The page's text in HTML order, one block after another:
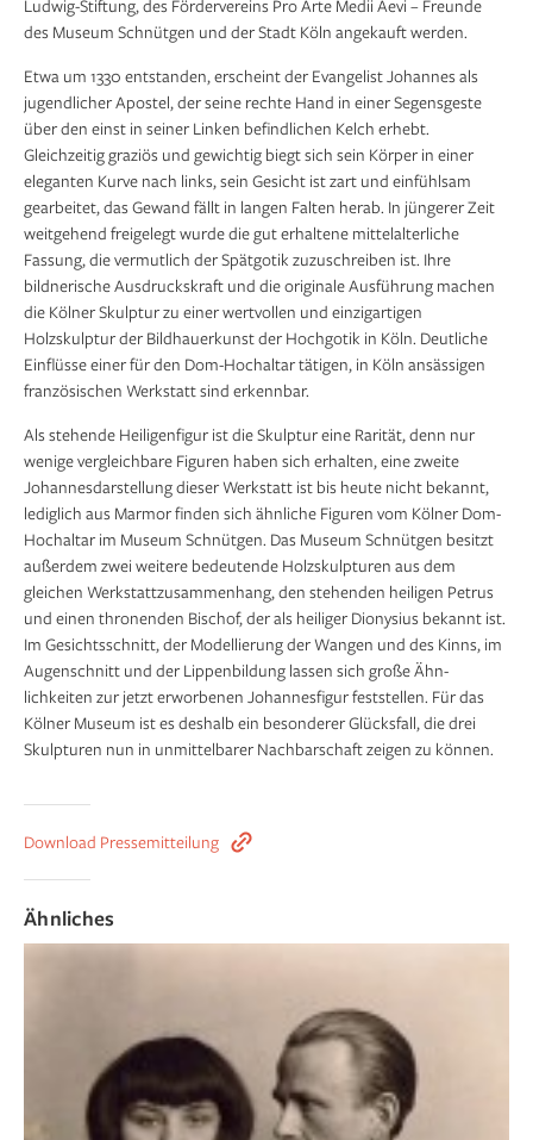
Ludwig-Stiftung, des Fördervereins Pro Arte Medii Aevi – Freunde
des Museum Schnütgen und der Stadt Köln angekauft werden.
Etwa um 1330 entstanden, erscheint der Evangelist Johannes als
jugendlicher Apostel, der seine rechte Hand in einer Segensgeste
über den einst in seiner Linken befindlichen Kelch erhebt.
Gleichzeitig graziös und gewichtig biegt sich sein Kör­per in einer
eleganten Kurve nach links, sein Gesicht ist zart und einfühlsam
gear­beitet, das Gewand fällt in langen Falten herab. In jüngerer Zeit
weitgehend frei­gelegt wurde die gut erhaltene mittelalterliche
Fassung, die vermutlich der Spätgotik zuzuschreiben ist. Ihre
bildnerische Ausdruckskraft und die originale Ausführung machen
die Kölner Skulptur zu einer wertvollen und einzigartigen
Holzskulptur der Bildhauerkunst der Hochgotik in Köln. Deutliche
Einflüsse einer für den Dom-Hochaltar tätigen, in Köln ansässigen
französischen Werkstatt sind erkennbar.
Als stehende Heiligenfigur ist die Skulptur eine Rarität, denn nur
wenige vergleichbare Figuren haben sich erhalten, eine zweite
Johannesdarstellung dieser Werkstatt ist bis heute nicht bekannt,
lediglich aus Marmor finden sich ähnliche Figuren vom Kölner Dom-
Hochaltar im Museum Schnütgen. Das Museum Schnütgen besitzt
außerdem zwei weitere bedeu­tende Holzskulpturen aus dem
gleichen Werkstattzusammenhang, den stehenden heiligen Petrus
und einen thronenden Bischof, der als heiliger Dionysius bekannt ist.
Im Gesichtsschnitt, der Modellierung der Wangen und des Kinns, im
Augenschnitt und der Lippen­bildung lassen sich große Ähn­
lichkeiten zur jetzt erworbenen Johannesfigur feststellen. Für das
Kölner Museum ist es deshalb ein besonderer Glücksfall, die drei
Skulpturen nun in un­mittelbarer Nachbarschaft zeigen zu können.
Download Pressemitteilung
Ähnliches